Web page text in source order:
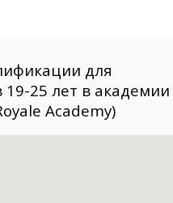
для
25 лет в академии
Academy)